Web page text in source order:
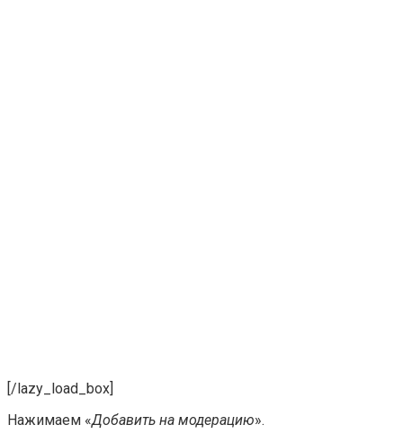
[/lazy_load_box]
Нажимаем «Добавить на модерацию».